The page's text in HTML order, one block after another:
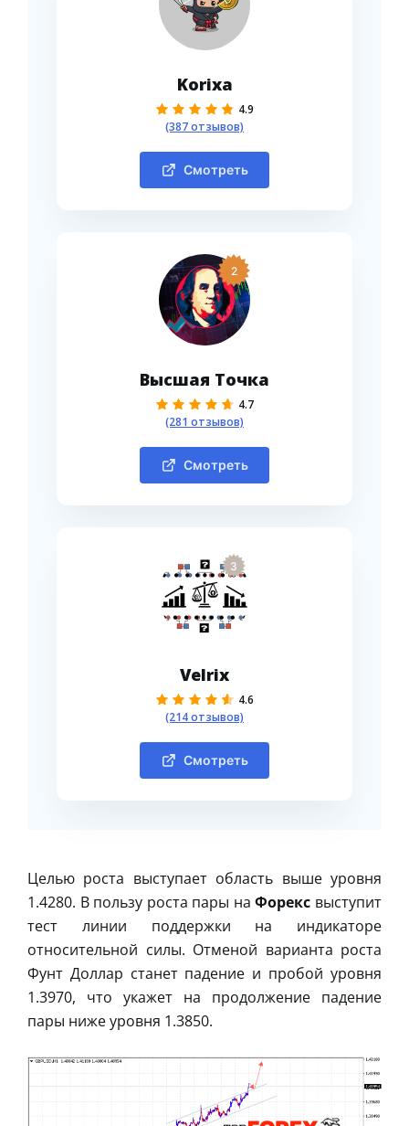
Korixa
4.9
(387 отзывов)
Смотреть
2
Высшая Точка
4.7
(281 отзывов)
Смотреть
3
Velrix
4.6
(214 отзывов)
Смотреть
Целью роста выступает область выше уровня
1.4280. В пользу роста пары наФорекс выступит
тест линии поддержки на индикаторе
относительной силы. Отменой варианта роста
Фунт Доллар станет падение и пробой уровня
1.3970, что укажет на продолжение падение
пары ниже уровня 1.3850.